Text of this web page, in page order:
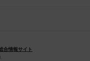
合情報サイト